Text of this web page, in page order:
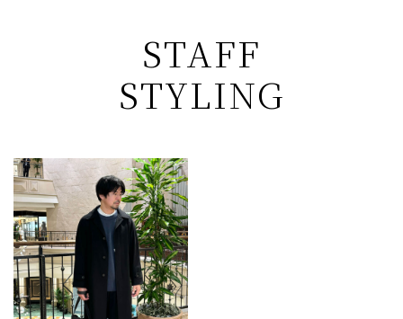
STAFF
STYLING